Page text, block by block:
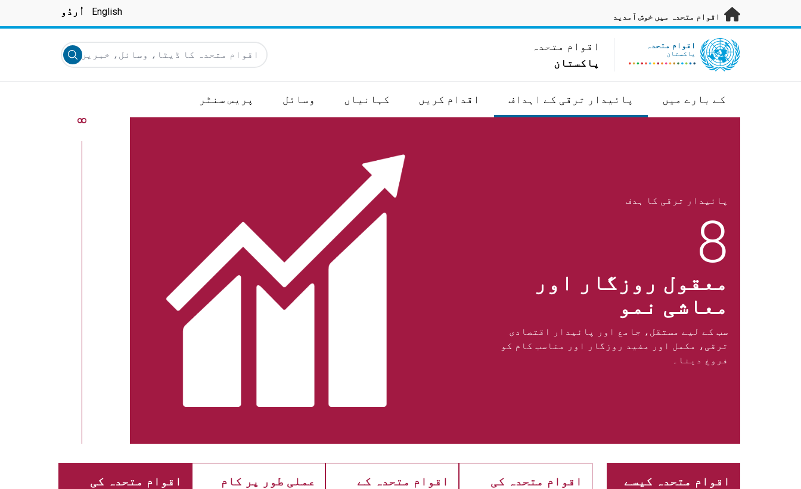
مرکزی مواد پر جائیں
اقوام متحدہ میں خوش آمدید English اُردُو
UN Logo اقوام متحدہ
پاکستان
اقوام متحدہ
پاکستان
اقوام متحدہ کا ڈیٹا، وسائل، خبریں اور دیگر تلاش
Submit search
کے بارے میں پائیدار ترقی کے اہداف اقدام کریں کہانیاں وسائل پریس سنٹر
پائیدار ترقی کا ہدف
8
معقول روزگار اور
معاشی نمو
سب کے لیے مستقل، جامع اور پائیدار اقتصادی
ترقی، مکمل اور مفید روزگار اور مناسب کام کو
فروغ دینا۔
8
اقوام متحدہ کیسے
اقوام متحدہ کی
اقوام متحدہ کے
عملی طور پر کام
اقوام متحدہ کی